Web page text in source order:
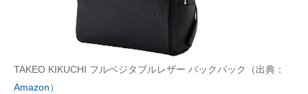
TAKEO KIKUCHI フルベジタブルレザー バックパック（出典：
Amazon）